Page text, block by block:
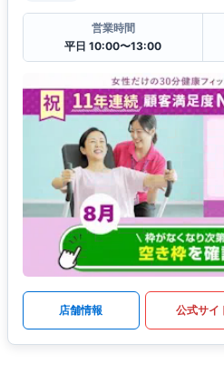
営業時間
平日 10:00〜13:00
店舗情報 公式サイ